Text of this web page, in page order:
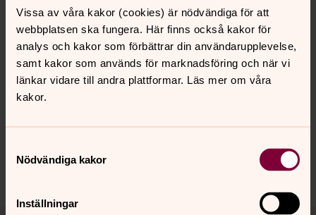
Vissa av våra kakor (cookies) är nödvändiga för att
webbplatsen ska fungera. Här finns också kakor för
analys och kakor som förbättrar din användarupplevelse,
samt kakor som används för marknadsföring och när vi
länkar vidare till andra plattformar. Läs mer om våra
kakor.
Nödvändiga kakor
Inställningar
Prata med prästen (eller kyrkvaktmästaren) som ni har
kontakt med i förväg så att provspelning kan göras.
Synpunkter eller frågor på sidans
Dela